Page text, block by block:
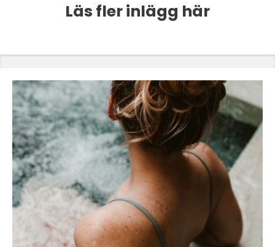
Läs fler inlägg här